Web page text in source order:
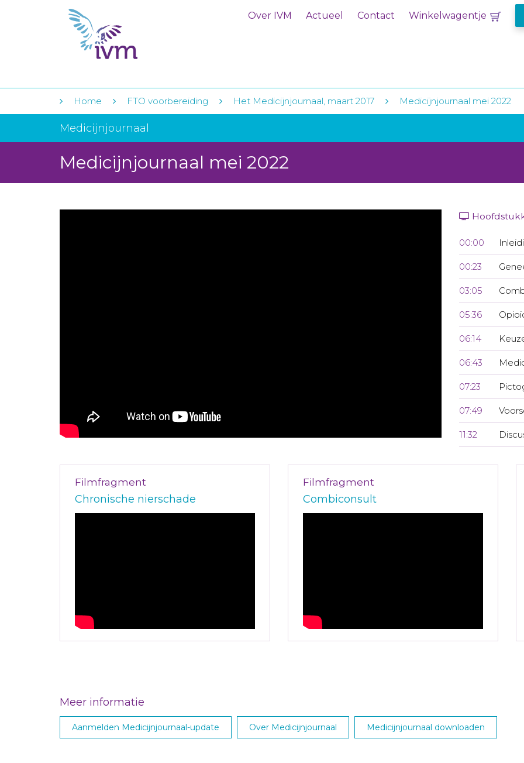
Over IVM Actueel Contact Winkelwagentje
Home FTO voorbereiding Het Medicijnjournaal, maart 2017 Medicijnjournaal mei 2022
Medicijnjournaal
Medicijnjournaal mei 2022
00:00
00:23
03:05
05:36
06:14
06:43
07:23
07:49
11:32
Filmfragment
Chronische nierschade
Filmfragment
Combiconsult
Meer informatie
Aanmelden Medicijnjournaal-update Over Medicijnjournaal Medicijnjournaal downloaden